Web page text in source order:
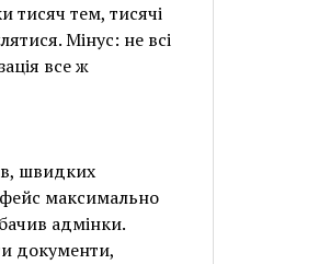
тисяч тем, тисячі
Мінус: не всі
все ж
швидких
максимально
адмінки.
документи,